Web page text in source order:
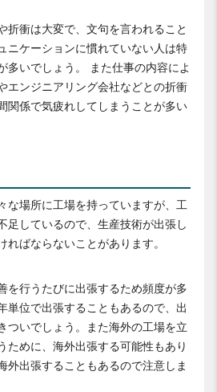
折衝は大変で、文句を言われること
ニケーションに慣れていない人は特
多いでしょう。 また仕事の内容によ
エンジニアリング会社などとの折衝
関係で気疲れしてしまうことが多い
な場所に工場を持っていますが、工
足しているので、生産技術が出張し
ればならないことがあります。
を行うたびに出張するため頻度が多
単位で出張することもあるので、出
ついでしょう。また海外の工場を立
ために、海外出張する可能性もあり
外出張することもあるので注意しま